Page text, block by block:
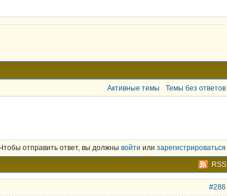
Активные темы Темы без ответов
Чтобы отправить ответ, вы должны войти или зарегистрироваться
RSS
#286